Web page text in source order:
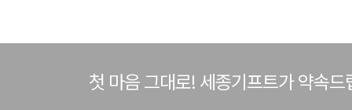
첫 마음 그대로! 세종기프트가 약속드